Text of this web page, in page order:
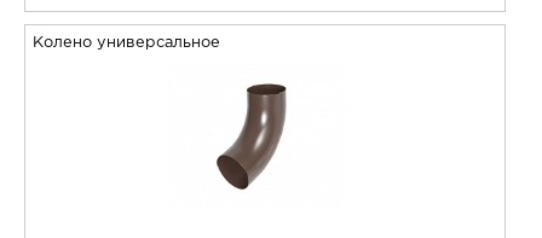
Колено универсальное